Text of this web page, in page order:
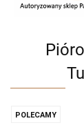
POLECAMY